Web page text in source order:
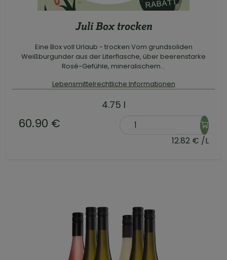
Juli Box trocken
Eine Box voll Urlaub - trocken Vom grundsoliden
Weißburgunder aus der Literflasche, über beerenstarke
Rosé-Gefühle, mineralischem...
Lebensmittelrechtliche Informationen
4.75 l
60.90 €
12.82 € /L